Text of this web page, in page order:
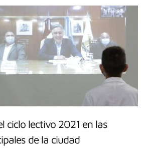
ciclo lectivo 2021 en las
de la ciudad